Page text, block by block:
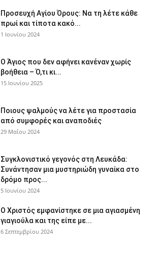
Προσευχή Αγίου Όρους: Να τη λέτε κάθε
πρωί και τίποτα κακό...
1 Ιουνίου 2024
Ο Άγιος που δεν αφήνει κανέναν χωρίς
βοήθεια – Ό,τι κι...
15 Ιουνίου 2025
Ποιους ψαλμούς να λέτε για προστασία
από συμφορές και αναποδιές
29 Μαΐου 2024
Συγκλονιστικό γεγονός στη Λευκάδα:
Συνάντησαν μια μυστηριώδη γυναίκα στο
δρόμο προς...
5 Ιουνίου 2024
Ο Χριστός εμφανίστηκε σε μια αγιασμένη
γιαγιούλα και της είπε με...
6 Σεπτεμβρίου 2024